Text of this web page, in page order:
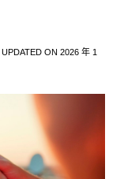
UPDATED ON 2026 年 1